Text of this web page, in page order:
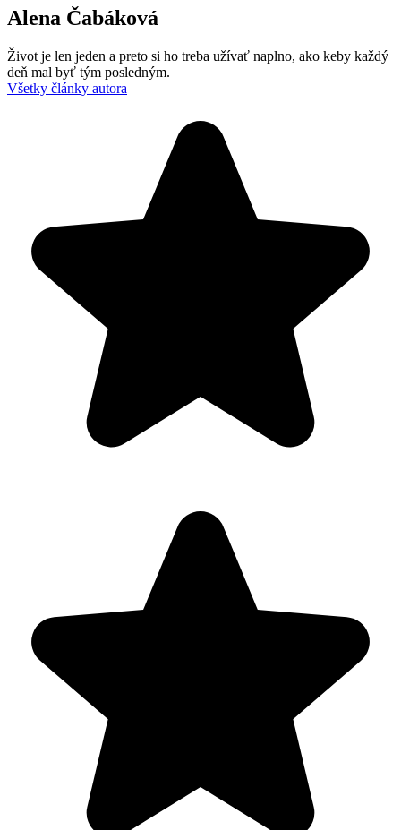
Alena Čabáková
Život je len jeden a preto si ho treba užívať naplno, ako keby každý
deň mal byť tým posledným.
Všetky články autora